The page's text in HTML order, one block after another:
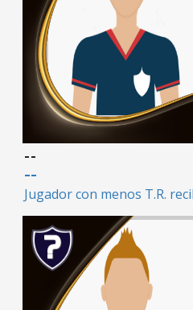
--
--
Jugador con menos T.R.